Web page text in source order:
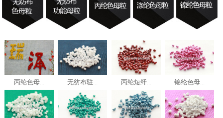
丙纶色母... 无纺布驻... 丙纶短纤... 锦纶色母...